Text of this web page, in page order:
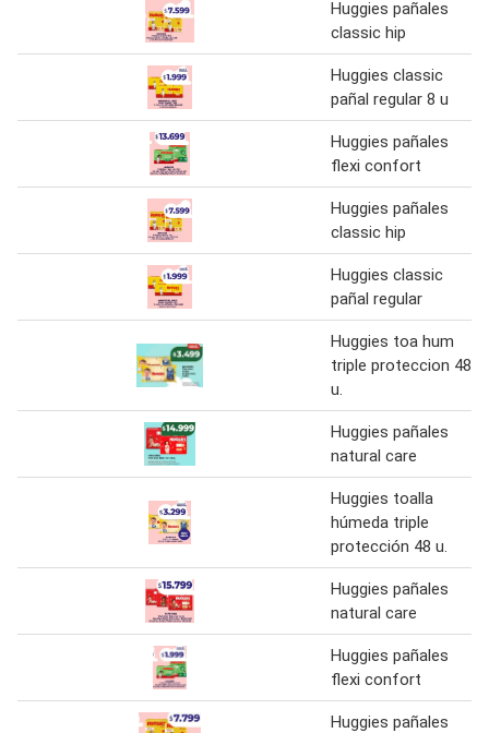
Huggies pañales
classic hip
Huggies classic
pañal regular 8 u
Huggies pañales
flexi confort
Huggies pañales
classic hip
Huggies classic
pañal regular
Huggies toa hum
triple proteccion 48
u.
Huggies pañales
natural care
Huggies toalla
húmeda triple
protección 48 u.
Huggies pañales
natural care
Huggies pañales
flexi confort
Huggies pañales